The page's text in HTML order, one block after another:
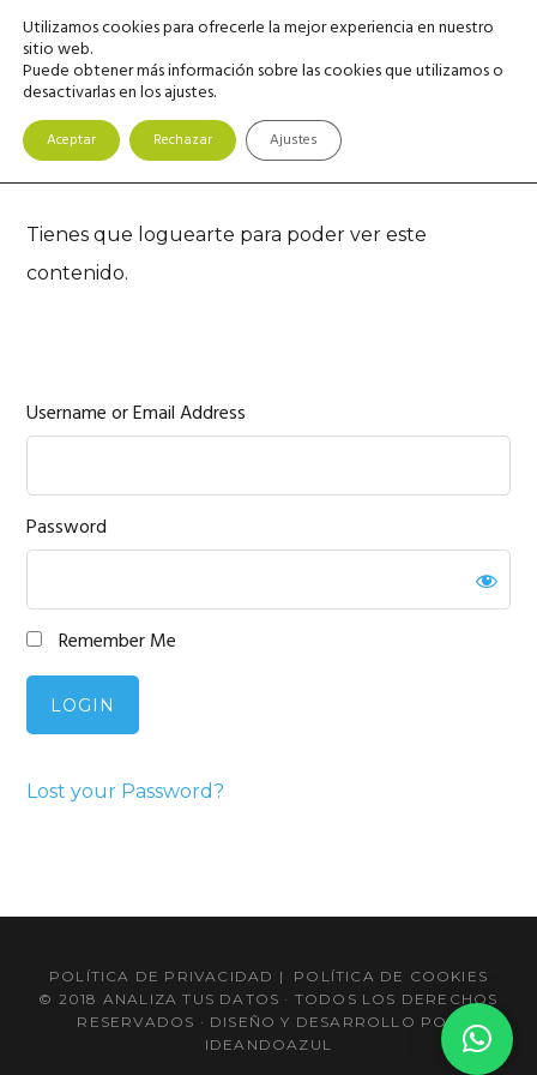
Saltar
navegación
principal
Saltar
contenido
principal
Saltar
barra
lateral
principal
MENU
Tienes que loguearte para poder ver este
contenido.
Username or Email Address
Password
Remember Me
Lost your Password?
principal
POLÍTICA DE PRIVACIDAD | POLÍTICA DE COOKIES
© 2018 ANALIZA TUS DATOS · TODOS LOS DERECHOS
RESERVADOS · DISEÑO Y DESARROLLO POR
IDEANDOAZUL
Utilizamos cookies para ofrecerle la mejor experiencia en nuestro
sitio web.
Puede obtener más información sobre las cookies que utilizamos o
desactivarlas en los ajustes.
Aceptar Rechazar Ajustes